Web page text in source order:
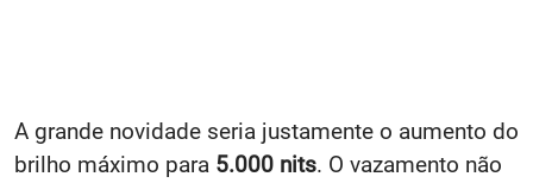
A grande novidade seria justamente o aumento do
brilho máximo para 5.000 nits. O vazamento não